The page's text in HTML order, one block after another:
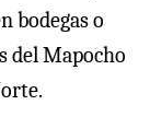
bodegas o
del Mapocho